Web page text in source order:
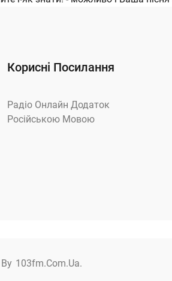
Корисні Посилання
Радіо Онлайн Додаток
Російською Мовою
103fm.com.ua.